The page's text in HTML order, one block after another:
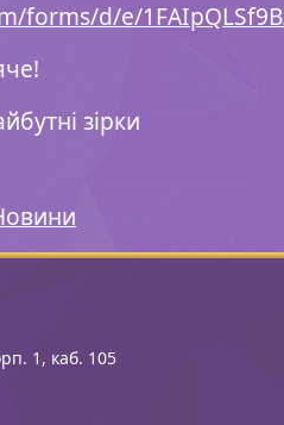
forms/d/e/
зірки
1, каб. 105